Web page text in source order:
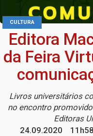
CULTURA
Editora
da Feira
Livros universitários
no encontro
Editoras
24.09.2020
11h58